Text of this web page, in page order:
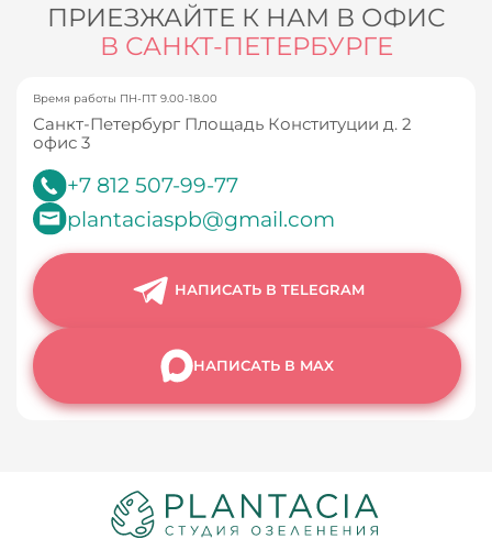
ПРИЕЗЖАЙТЕ К НАМ В ОФИС
В САНКТ-ПЕТЕРБУРГЕ
Время работы ПН-ПТ 9.00-18.00
Санкт-Петербург Площадь Конституции д. 2
офис 3
+7 812 507-99-77
plantaciaspb@gmail.com
НАПИСАТЬ В TELEGRAM
НАПИСАТЬ В MAX